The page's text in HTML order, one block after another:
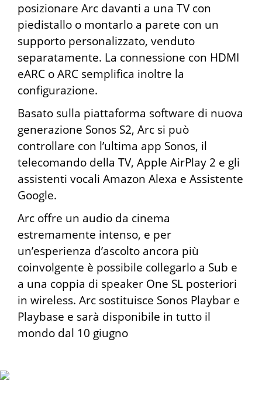
posizionare Arc davanti a una TV con
piedistallo o montarlo a parete con un
supporto personalizzato, venduto
separatamente. La connessione con HDMI
eARC o ARC semplifica inoltre la
configurazione.
Basato sulla piattaforma software di nuova
generazione Sonos S2, Arc si può
controllare con l’ultima app Sonos, il
telecomando della TV, Apple AirPlay 2 e gli
assistenti vocali Amazon Alexa e Assistente
Google.
Arc offre un audio da cinema
estremamente intenso, e per
un’esperienza d’ascolto ancora più
coinvolgente è possibile collegarlo a Sub e
a una coppia di speaker One SL posteriori
in wireless. Arc sostituisce Sonos Playbar e
Playbase e sarà disponibile in tutto il
mondo dal 10 giugno